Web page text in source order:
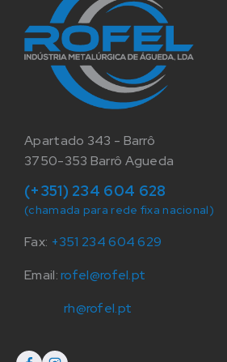
Apartado 343 - Barrô
3750-353 Barrô Agueda
(+351) 234 604 628
(chamada para rede fixa nacional)
Fax: +351 234 604 629
Email:rofel@rofel.pt
rh@rofel.pt